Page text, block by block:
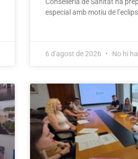
especial amb motiu de
6 d'agost de 2026 No hi